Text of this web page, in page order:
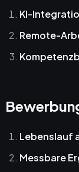
KI-
Remote-
Lebenslauf
Messbare